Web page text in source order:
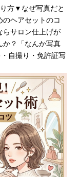
方▼なぜ写真だと
ヘアセットのコ
サロン仕上げが
？「なんか写真
自撮り・免許証写